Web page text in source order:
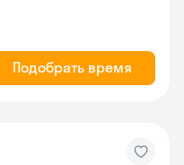
Подобрать время